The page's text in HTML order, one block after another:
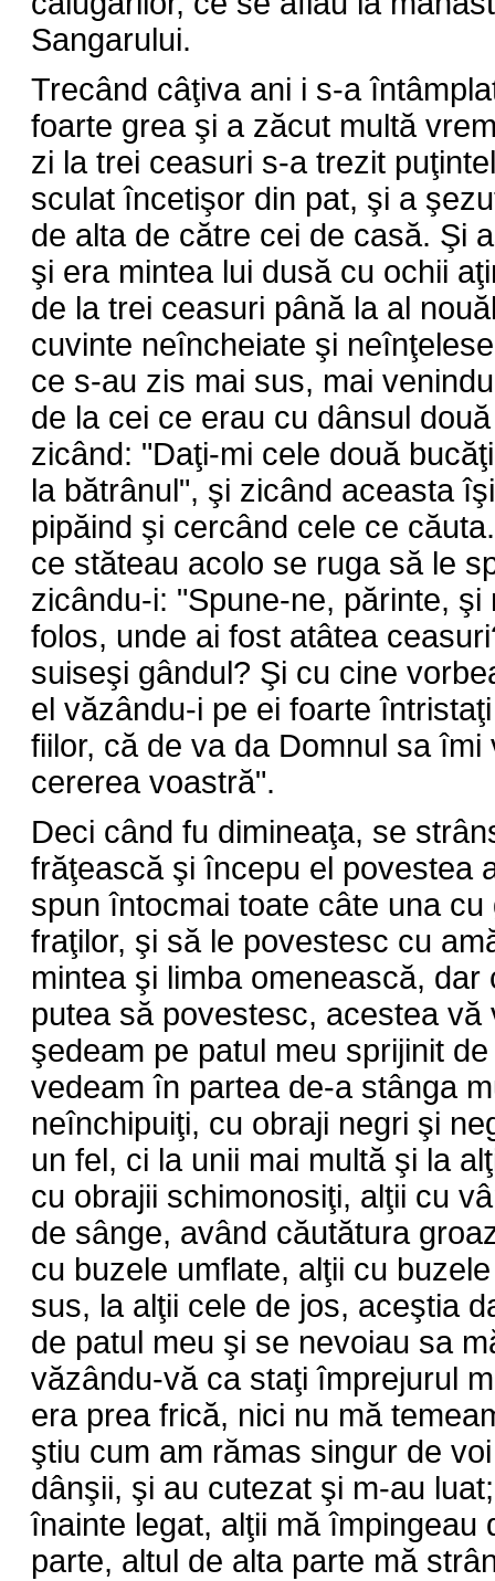
Sangarului.
Trecând câţiva ani i s-a
foarte grea şi a zăcut multă
zi la trei ceasuri s-a trezit
sculat încetişor din pat, şi a
de alta de către cei de casă. Şi
şi era mintea lui dusă cu ochii
de la trei ceasuri până la al
cuvinte neîncheiate şi
ce s-au zis mai sus, mai
de la cei ce erau cu dânsul
zicând: "Daţi-mi cele două
la bătrânul", şi zicând aceasta
pipăind şi cercând cele ce
ce stăteau acolo se ruga să le
zicându-i: "Spune-ne, părinte,
folos, unde ai fost atâtea
suiseşi gândul? Şi cu cine
el văzându-i pe ei foarte
fiilor, că de va da Domnul sa îmi
cererea voastră".
Deci când fu dimineaţa, se
frăţească şi începu el povestea
spun întocmai toate câte una
fraţilor, şi să le povestesc cu
mintea şi limba omenească,
putea să povestesc, acestea vă
şedeam pe patul meu sprijinit
vedeam în partea de-a stânga
neînchipuiţi, cu obraji negri şi
un fel, ci la unii mai multă şi la
cu obrajii schimonosiţi, alţii cu
de sânge, având căutătura
cu buzele umflate, alţii cu
sus, la alţii cele de jos, aceştia
de patul meu şi se nevoiau sa
văzându-vă ca staţi împrejurul
era prea frică, nici nu mă
ştiu cum am rămas singur de
dânşii, şi au cutezat şi m-au
înainte legat, alţii mă împingeau
parte, altul de alta parte mă